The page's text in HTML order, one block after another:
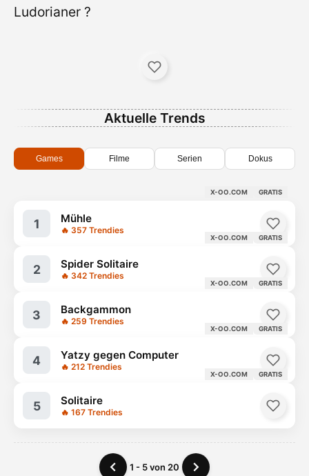
Ludorianer ?
Aktuelle Trends
Games Filme Serien Dokus
X-OO.COM GRATIS
1 Mühle
🔥 357 Trendies
X-OO.COM GRATIS
2 Spider Solitaire
🔥 342 Trendies
X-OO.COM GRATIS
3 Backgammon
🔥 259 Trendies
X-OO.COM GRATIS
4 Yatzy gegen Computer
🔥 212 Trendies
X-OO.COM GRATIS
5 Solitaire
🔥 167 Trendies
1 - 5 von 20